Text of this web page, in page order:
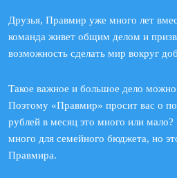
Друзья, Правмир уже много лет
команда живет общим делом и
возможность сделать мир вокруг
Такое важное и большое дело можно
Поэтому «Правмир» просит вас о
рублей в месяц это много или
много для семейного бюджета, но
Правмира.